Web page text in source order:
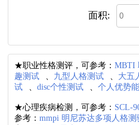
面积:
★职业性格测评，可参考：MBTI
趣测试
、 九型人格测试 、 大五
试
、disc个性测试 、个人优势
★心理疾病检测，可参考： SCL-
参考：mmpi 明尼苏达多项人格测